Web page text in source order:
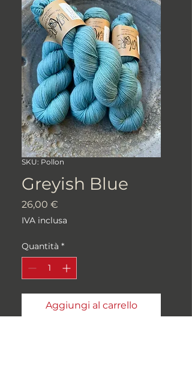
SKU: Pollon
Greyish Blue
26,00 €
IVA inclusa
Quantità *
Aggiungi al carrello